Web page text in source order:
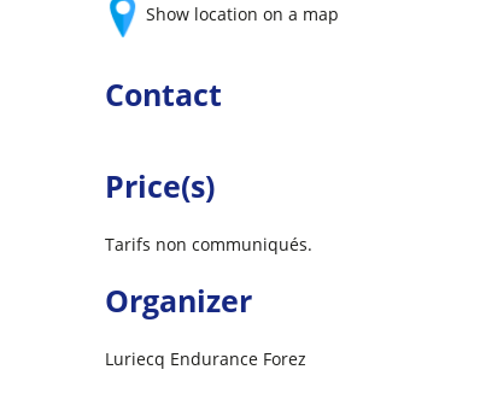
Show location on a map
Contact
Price(s)
Tarifs non communiqués.
Organizer
Luriecq Endurance Forez